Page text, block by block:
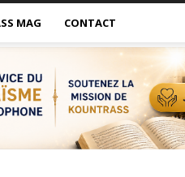
MAG CONTACT